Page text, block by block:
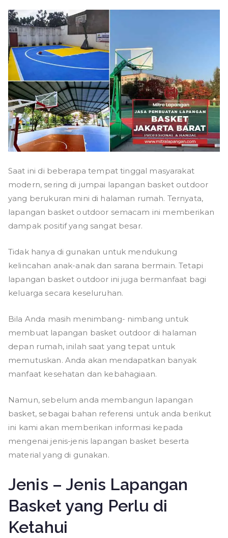
Saat ini di beberapa tempat tinggal masyarakat
modern, sering di jumpai lapangan basket outdoor
yang berukuran mini di halaman rumah. Ternyata,
lapangan basket outdoor semacam ini memberikan
dampak positif yang sangat besar.
Tidak hanya di gunakan untuk mendukung
kelincahan anak-anak dan sarana bermain. Tetapi
lapangan basket outdoor ini juga bermanfaat bagi
keluarga secara keseluruhan.
Bila Anda masih menimbang- nimbang untuk
membuat lapangan basket outdoor di halaman
depan rumah, inilah saat yang tepat untuk
memutuskan. Anda akan mendapatkan banyak
manfaat kesehatan dan kebahagiaan.
Namun, sebelum anda membangun lapangan
basket, sebagai bahan referensi untuk anda berikut
ini kami akan memberikan informasi kepada
mengenai jenis-jenis lapangan basket beserta
material yang di gunakan.
Jenis – Jenis Lapangan
Basket yang Perlu di
Ketahui